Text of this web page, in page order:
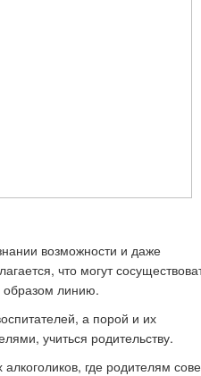
возможности и даже
что могут
образом линию.
а порой и их
учиться родительству.
где родителям